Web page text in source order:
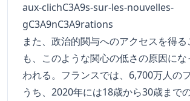
aux-clichC3A9s-sur-les-nouvelles-
gC3A9nC3A9rations
また、政治的関与へのアクセスを得る
も、このような関心の低さの原因に
われる。フランスでは、6,700万人の
うち、2020年には18歳から30歳まで